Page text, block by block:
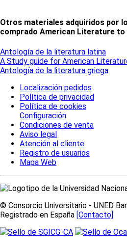
Otros materiales adquiridos por
comprado American Literature to
Antología de la literatura latina
A Study guide for American
Antología de la literatura griega
Localización pedidos
Política de privacidad
Política de cookies
Configuración
Condiciones de venta
Aviso legal
Atención al cliente
Registro de usuarios
Mapa Web
© Consorcio Universitario - UNED
Registrado en España [Contacto]